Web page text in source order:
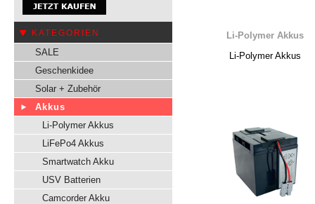
KATEGORIEN
SALE
Geschenkidee
Solar + Zubehör
Akkus
Li-Polymer Akkus
LiFePo4 Akkus
Smartwatch Akku
USV Batterien
Camcorder Akku
Li-Polymer Akkus
Li-Polymer Akkus